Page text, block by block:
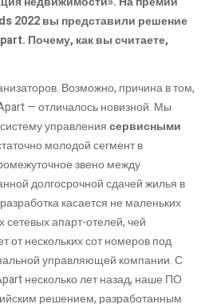
2022 вы представили решение
Почему, как вы считаете,
Возможно, причина в том,
— отличалось новизной. Мы
управлениясервисными
молодой сегмент в
звено между
долгосрочной сдачей жилья в
касается не маленьких
сетевых апарт-отелей, чей
от нескольких сот номеров под
управляющей компании. С
несколько лет назад, наше ПО
решением, разработанным